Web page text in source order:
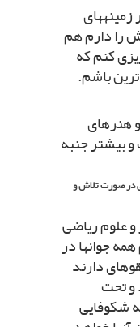
را دارم هم
کنم که
باشم.
هنرهاى
بیشتر جنبه
در صورت تلاش و
علوم ریاضى
جوان‏ها در
دارند
و تحت
شکوفایى